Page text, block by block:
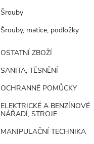
Šrouby
Šrouby, matice, podložky
OSTATNÍ ZBOŽÍ
SANITA, TĚSNĚNÍ
OCHRANNÉ POMŮCKY
ELEKTRICKÉ A BENZÍNOVÉ
NÁŘADÍ, STROJE
MANIPULAČNÍ TECHNIKA